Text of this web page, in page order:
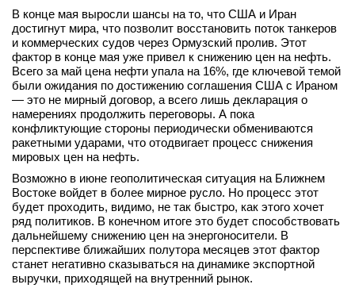
В конце мая выросли шансы на то, что США и Иран
достигнут мира, что позволит восстановить поток танкеров
и коммерческих судов через Ормузский пролив. Этот
фактор в конце мая уже привел к снижению цен на нефть.
Всего за май цена нефти упала на 16%, где ключевой темой
были ожидания по достижению соглашения США с Ираном
— это не мирный договор, а всего лишь декларация о
намерениях продолжить переговоры. А пока
конфликтующие стороны периодически обмениваются
ракетными ударами, что отодвигает процесс снижения
мировых цен на нефть.
Возможно в июне геополитическая ситуация на Ближнем
Востоке войдет в более мирное русло. Но процесс этот
будет проходить, видимо, не так быстро, как этого хочет
ряд политиков. В конечном итоге это будет способствовать
дальнейшему снижению цен на энергоносители. В
перспективе ближайших полутора месяцев этот фактор
станет негативно сказываться на динамике экспортной
выручки, приходящей на внутренний рынок.